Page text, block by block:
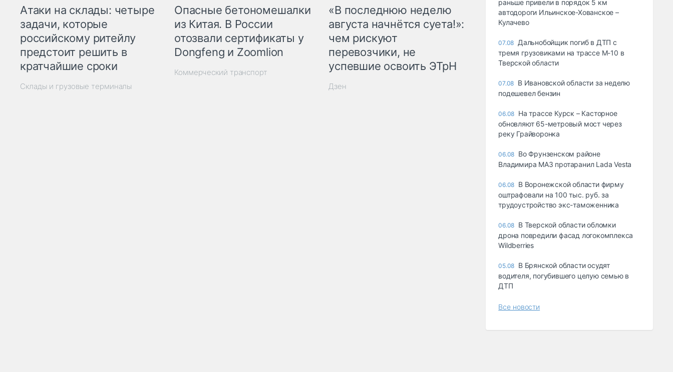
Атаки на склады: четыре
задачи, которые
российскому ритейлу
предстоит решить в
кратчайшие сроки
Склады и грузовые терминалы
Опасные бетономешалки
из Китая. В России
отозвали сертификаты у
Dongfeng и Zoomlion
Коммерческий транспорт
«В последнюю неделю
августа начнётся суета!»:
чем рискуют
перевозчики, не
успевшие освоить ЭТрН
Дзен
раньше привели в порядок 5 км
автодороги Ильинское-Хованское –
Кулачево
07.08 Дальнобойщик погиб в ДТП с
тремя грузовиками на трассе М-10 в
Тверской области
07.08 В Ивановской области за неделю
подешевел бензин
06.08 На трассе Курск – Касторное
обновляют 65-метровый мост через
реку Грайворонка
06.08 Во Фрунзенском районе
Владимира МАЗ протаранил Lada Vesta
06.08 В Воронежской области фирму
оштрафовали на 100 тыс. руб. за
трудоустройство экс-таможенника
06.08 В Тверской области обломки
дрона повредили фасад логокомплекса
Wildberries
05.08 В Брянской области осудят
водителя, погубившего целую семью в
ДТП
Все новости